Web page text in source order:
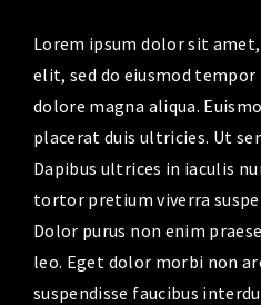
Lorem ipsum dolor sit
elit, sed do eiusmod
dolore magna aliqua.
placerat duis ultricies. Ut
Dapibus ultrices in iaculis
tortor pretium viverra
Dolor purus non enim
leo. Eget dolor morbi non
suspendisse faucibus